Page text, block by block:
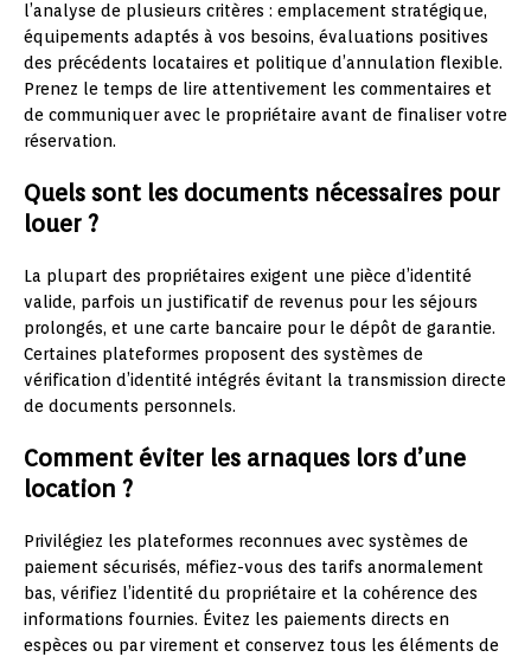
l’analyse de plusieurs critères : emplacement stratégique,
équipements adaptés à vos besoins, évaluations positives
des précédents locataires et politique d’annulation flexible.
Prenez le temps de lire attentivement les commentaires et
de communiquer avec le propriétaire avant de finaliser votre
réservation.
Quels sont les documents nécessaires pour
louer ?
La plupart des propriétaires exigent une pièce d’identité
valide, parfois un justificatif de revenus pour les séjours
prolongés, et une carte bancaire pour le dépôt de garantie.
Certaines plateformes proposent des systèmes de
vérification d’identité intégrés évitant la transmission directe
de documents personnels.
Comment éviter les arnaques lors d’une
location ?
Privilégiez les plateformes reconnues avec systèmes de
paiement sécurisés, méfiez-vous des tarifs anormalement
bas, vérifiez l’identité du propriétaire et la cohérence des
informations fournies. Évitez les paiements directs en
espèces ou par virement et conservez tous les éléments de